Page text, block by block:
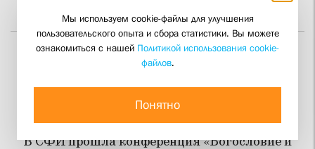
Физики и клирики
говорили о добре и зле
В СФИ прошла конференция «Богословие и
Мы используем cookie-файлы для улучшения
пользовательского опыта и сбора статистики. Вы можете
ознакомиться с нашей Политикой использования cookie-
файлов.
Понятно